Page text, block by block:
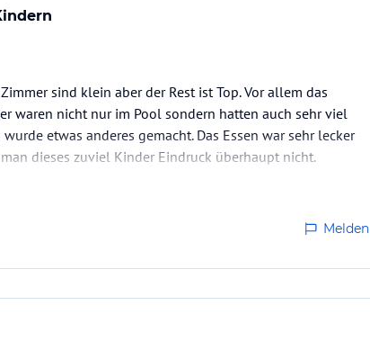
sind klein aber der Rest ist Top. Vor allem das
waren nicht nur im Pool sondern hatten auch sehr viel
etwas anderes gemacht. Das Essen war sehr lecker
dieses zuviel Kinder Eindruck überhaupt nicht.
Melden